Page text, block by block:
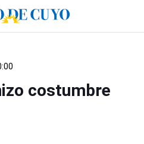
costumbre